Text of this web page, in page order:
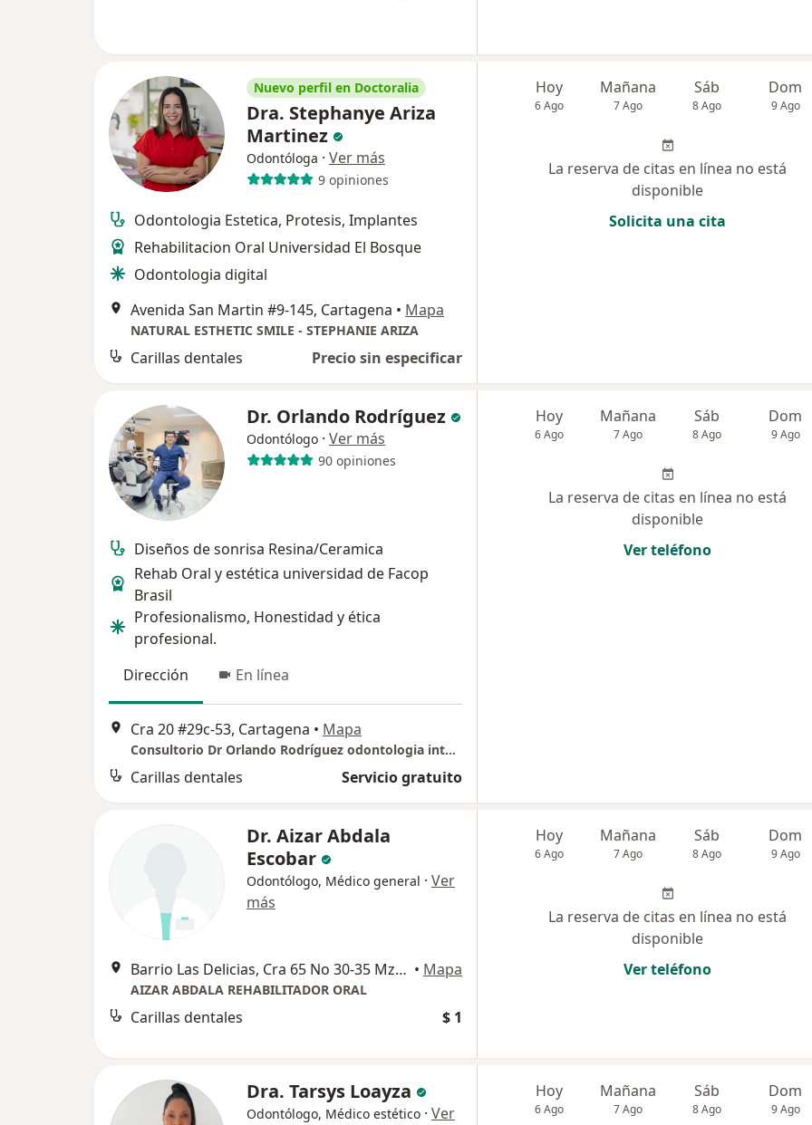
Nuevo perfil en Doctoralia
Dra. Stephanye Ariza
Martinez
Odontóloga · Ver más
9 opiniones
Odontologia Estetica, Protesis, Implantes
Rehabilitacion Oral Universidad El Bosque
Odontologia digital
Avenida San Martin #9-145, Cartagena • Mapa
NATURAL ESTHETIC SMILE - STEPHANIE ARIZA
Carillas dentales Precio sin especificar
Hoy
6 Ago
Mañana
7 Ago
Sáb
8 Ago
Dom
9 Ago
La reserva de citas en línea no está
disponible
Solicita una cita
Dr. Orlando Rodríguez
Odontólogo · Ver más
90 opiniones
Diseños de sonrisa Resina/Ceramica
Rehab Oral y estética universidad de Facop
Brasil
Profesionalismo, Honestidad y ética
profesional.
Dirección
En línea
Cra 20 #29c-53, Cartagena • Mapa
Consultorio Dr Orlando Rodríguez odontologia integral y Estética
Carillas dentales Servicio gratuito
Hoy
6 Ago
Mañana
7 Ago
Sáb
8 Ago
Dom
9 Ago
La reserva de citas en línea no está
disponible
Ver teléfono
Dr. Aizar Abdala
Escobar
Odontólogo, Médico general · Ver
más
Barrio Las Delicias, Cra 65 No 30-35 Mza C, Centro Comercial Castellana Mall Oficina 301 Consultorio 1, Cartagena • Mapa
AIZAR ABDALA REHABILITADOR ORAL
Carillas dentales $ 1
Hoy
6 Ago
Mañana
7 Ago
Sáb
8 Ago
Dom
9 Ago
La reserva de citas en línea no está
disponible
Ver teléfono
Dra. Tarsys Loayza
Odontólogo, Médico estético · Ver
Hoy
6 Ago
Mañana
7 Ago
Sáb
8 Ago
Dom
9 Ago